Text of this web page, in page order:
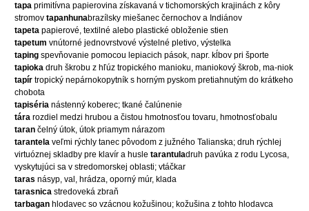
tapa primitívna papierovina získavaná v tichomorských krajinách z kôry
stromov tapanhunabrazílsky miešanec černochov a Indiánov
tapeta papierové, textilné alebo plastické obloženie stien
tapetum vnútorné jednovrstvové výstelné pletivo, výstelka
taping spevňovanie pomocou lepiacich pások, napr. kĺbov pri športe
tapioka druh škrobu z hľúz tropického manioku, maniokový škrob, ma-niok
tapír tropický nepárnokopytník s horným pyskom pretiahnutým do krátkeho
chobota
tapiséria nástenný koberec; tkané čalúnenie
tára rozdiel medzi hrubou a čistou hmotnosťou tovaru, hmotnosťobalu
taran čelný útok, útok priamym nárazom
tarantela veľmi rýchly tanec pôvodom z južného Talianska; druh rýchlej
virtuóznej skladby pre klavír a husle tarantuladruh pavúka z rodu Lycosa,
vyskytujúci sa v stredomorskej oblasti; vtáčkar
taras násyp, val, hrádza, oporný múr, klada
tarasnica stredoveká zbraň
tarbagan hlodavec so vzácnou kožušinou; kožušina z tohto hlodavca